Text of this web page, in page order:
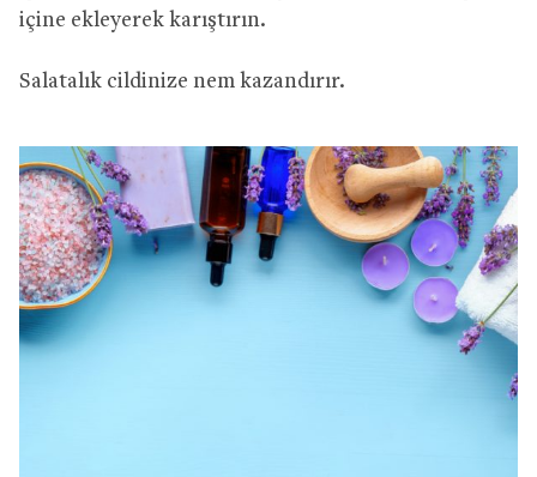
içine ekleyerek karıştırın.
Salatalık cildinize nem kazandırır.